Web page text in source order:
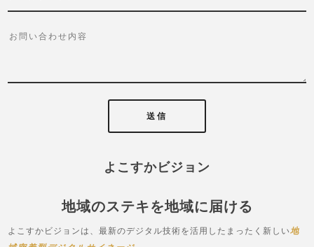
送信
よこすかビジョン
地域のステキを地域に届ける
よこすかビジョンは、最新のデジタル技術を活用したまったく新しい地